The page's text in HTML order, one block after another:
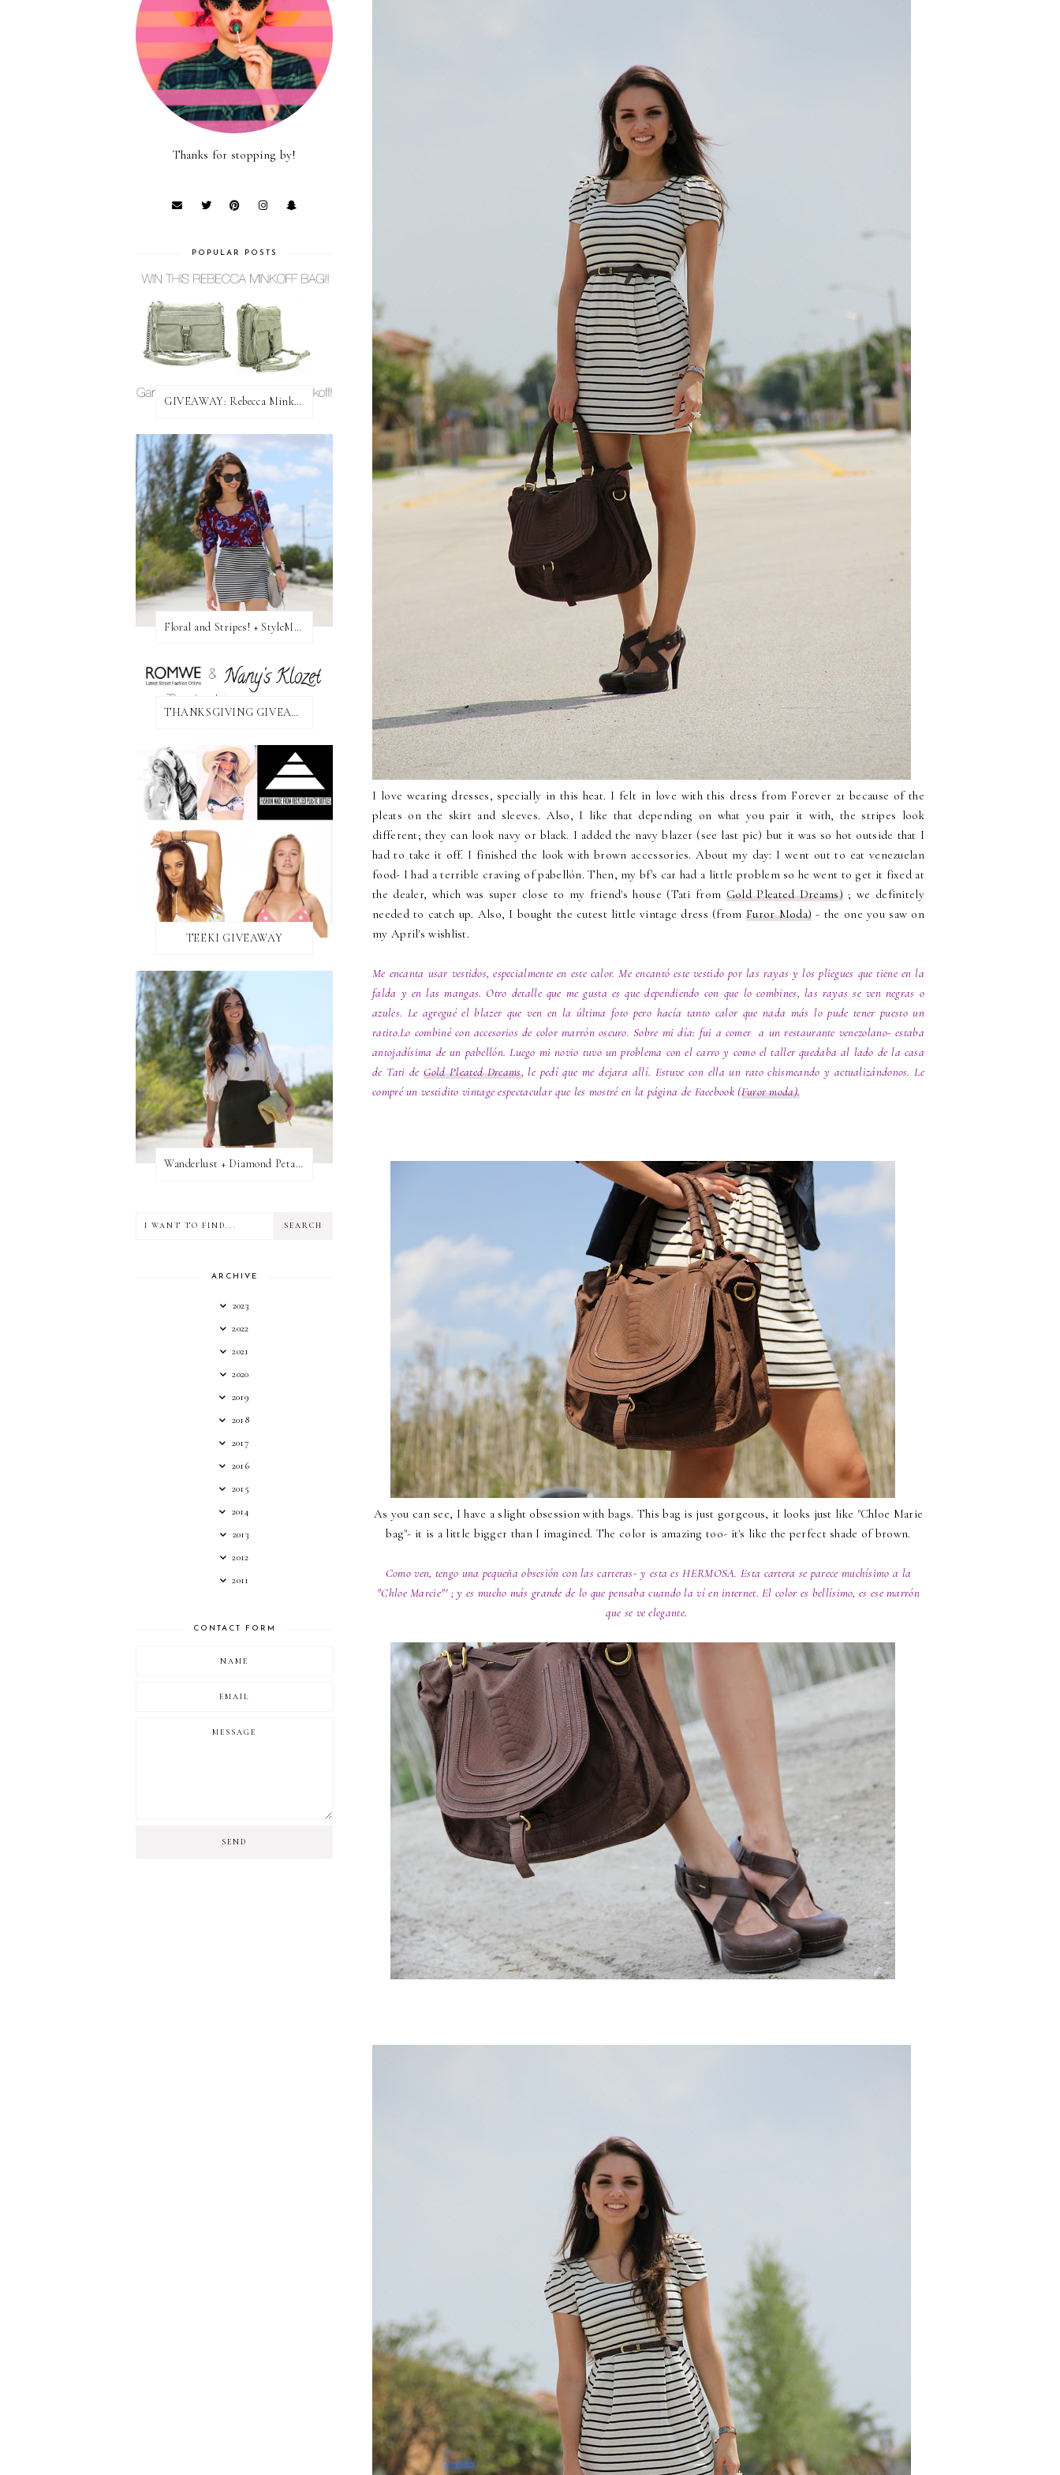
I love wearing dresses, specially in this heat. I felt in love with this dress from Forever 21 because of the
pleats on the skirt and sleeves. Also, I like that depending on what you pair it with, the stripes look
different; they can look navy or black. I added the navy blazer (see last pic) but it was so hot outside that I
had to take it off. I finished the look with brown accessories. About my day: I went out to eat venezuelan
food- I had a terrible craving of pabellón. Then, my bf's car had a little problem so he went to get it fixed at
the dealer, which was super close to my friend's house (Tati from Gold Pleated Dreams); we definitely
needed to catch up. Also, I bought the cutest little vintage dress (from Furor Moda) - the one you saw on
my April's wishlist.
Me encanta usar vestidos, especialmente en este calor. Me encantó este vestido por las rayas y los pliegues que tiene en la
falda y en las mangas. Otro detalle que me gusta es que dependiendo con que lo combines, las rayas se ven negras o
azules. Le agregué el blazer que ven en la última foto pero hacía tanto calor que nada más lo pude tener puesto un
ratito.Lo combiné con accesorios de color marrón oscuro. Sobre mi día: fui a comer a un restaurante venezolano- estaba
antojadísima de un pabellón. Luego mi novio tuvo un problema con el carro y como el taller quedaba al lado de la casa
de Tati deGold Pleated Dreams, le pedí que me dejara allí. Estuve con ella un rato chismeando y actualizándonos. Le
compré un vestidito vintage espectacular que les mostré en la página de Facebook (Furor moda).
As you can see, I have a slight obsession with bags. This bag is just gorgeous, it looks just like "Chloe Marie
bag"- it is a little bigger than I imagined. The color is amazing too- it's like the perfect shade of brown.
Como ven, tengo una pequeña obsesión con las carteras- y esta es HERMOSA.Esta cartera se parece muchísimo a la
"Chloe Marcie"' ; y es mucho más grande de lo que pensaba cuando la ví en internet. El color es bellísimo, es ese marrón
que se ve elegante.
Thanks for stopping by!
POPULAR POSTS
GIVEAWAY: Rebecca Minkoff Bag!
Floral and Stripes! + StyleMint GIVEAWAY!
THANKSGIVING GIVEAWAY!
TEEKI GIVEAWAY
Wanderlust + Diamond Petal Giveaway
ARCHIVE
2023
2022
2021
2020
2019
2018
2017
2016
2015
2014
2013
2012
2011
CONTACT FORM